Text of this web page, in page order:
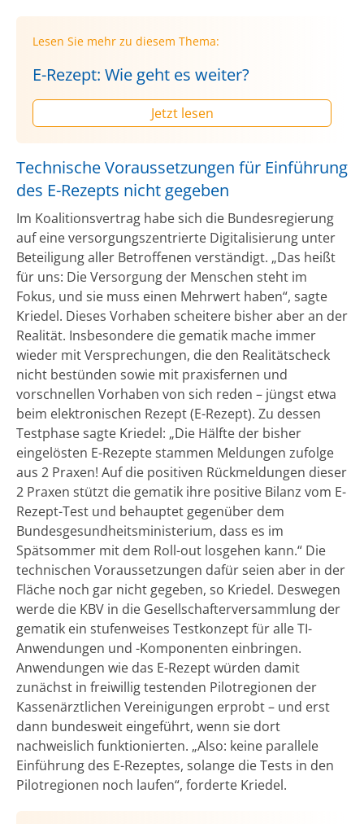
Lesen Sie mehr zu diesem Thema:
E-Rezept: Wie geht es weiter?
Jetzt lesen
Technische Voraussetzungen für Einführung
des E-Rezepts nicht gegeben
Im Koalitionsvertrag habe sich die Bundesregierung
auf eine versorgungszentrierte Digitalisierung unter
Beteiligung aller Betroffenen verständigt. „Das heißt
für uns: Die Versorgung der Menschen steht im
Fokus, und sie muss einen Mehrwert haben“, sagte
Kriedel. Dieses Vorhaben scheitere bisher aber an der
Realität. Insbesondere die gematik mache immer
wieder mit Versprechungen, die den Realitätscheck
nicht bestünden sowie mit praxisfernen und
vorschnellen Vorhaben von sich reden – jüngst etwa
beim elektronischen Rezept (E-Rezept). Zu dessen
Testphase sagte Kriedel: „Die Hälfte der bisher
eingelösten E-Rezepte stammen Meldungen zufolge
aus 2 Praxen! Auf die positiven Rückmeldungen dieser
2 Praxen stützt die gematik ihre positive Bilanz vom E-
Rezept-Test und behauptet gegenüber dem
Bundesgesundheitsministerium, dass es im
Spätsommer mit dem Roll-out losgehen kann.“ Die
technischen Voraussetzungen dafür seien aber in der
Fläche noch gar nicht gegeben, so Kriedel. Deswegen
werde die KBV in die Gesellschafterversammlung der
gematik ein stufenweises Testkonzept für alle TI-
Anwendungen und -Komponenten einbringen.
Anwendungen wie das E-Rezept würden damit
zunächst in freiwillig testenden Pilotregionen der
Kassenärztlichen Vereinigungen erprobt – und erst
dann bundesweit eingeführt, wenn sie dort
nachweislich funktionierten. „Also: keine parallele
Einführung des E-Rezeptes, solange die Tests in den
Pilotregionen noch laufen“, forderte Kriedel.